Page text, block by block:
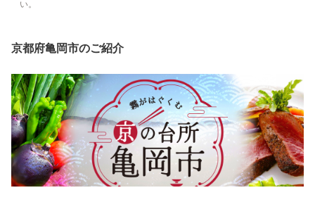
い。
京都府亀岡市のご紹介